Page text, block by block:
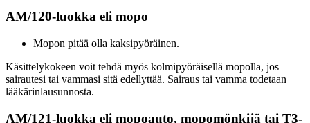
AM/120-luokka eli mopo
Mopon pitää olla kaksipyöräinen.
Käsittelykokeen voit tehdä myös kolmipyöräisellä mopolla, jos
sairautesi tai vammasi sitä edellyttää. Sairaus tai vamma todetaan
lääkärinlausunnosta.
AM/121-luokka eli mopoauto, mopomönkijä tai T3-